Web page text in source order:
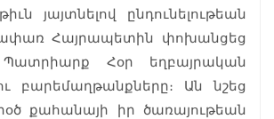
յայտնելով ընդունելութեան
Հայրապետին փոխանցեց
Հօր եղբայրական
բարեմաղթանքները։ Ան նշեց
քահանայի իր ծառայութեան